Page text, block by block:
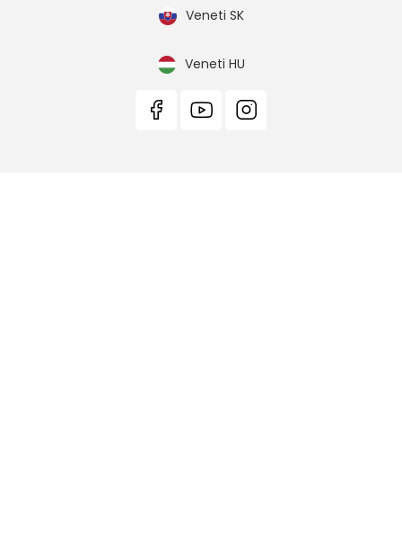
Veneti SK
Veneti HU